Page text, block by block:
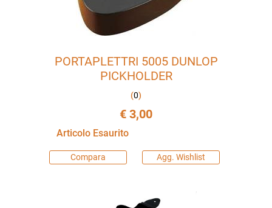
PORTAPLETTRI 5005 DUNLOP
PICKHOLDER
(0)
€ 3,00
Articolo Esaurito
Compara Agg. Wishlist